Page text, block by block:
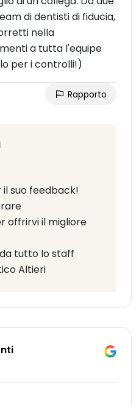
di dentisti di fiducia,
nella
a tutta l'equipe
per i controlli!)
Rapporto
suo feedback!
offrirvi il migliore
tutto lo staff
Altieri